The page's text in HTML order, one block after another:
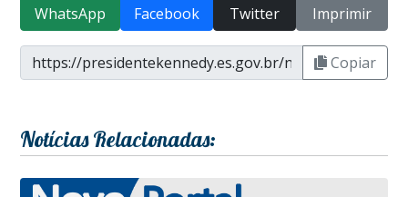
WhatsApp Facebook Twitter Imprimir
Copiar
Notícias Relacionadas: